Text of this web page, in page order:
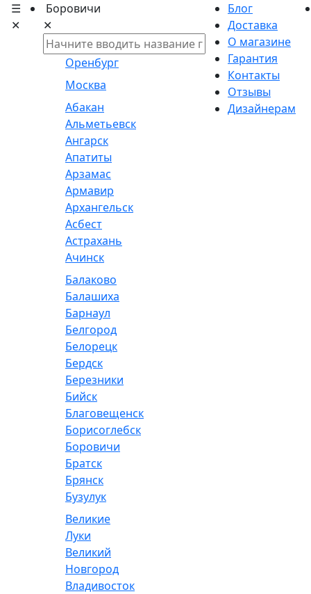
☰
✕
Боровичи
✕
Оренбург
Москва
Абакан
Альметьевск
Ангарск
Апатиты
Арзамас
Армавир
Архангельск
Асбест
Астрахань
Ачинск
Балаково
Балашиха
Барнаул
Белгород
Белорецк
Бердск
Березники
Бийск
Благовещенск
Борисоглебск
Боровичи
Братск
Брянск
Бузулук
Великие
Луки
Великий
Новгород
Владивосток
Блог
Доставка
О магазине
Гарантия
Контакты
Отзывы
Дизайнерам